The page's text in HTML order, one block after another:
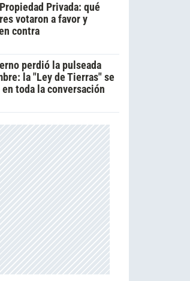
Privada: qué
votaron a favor y
contra
perdió la pulseada
la "Ley de Tierras" se
toda la conversación